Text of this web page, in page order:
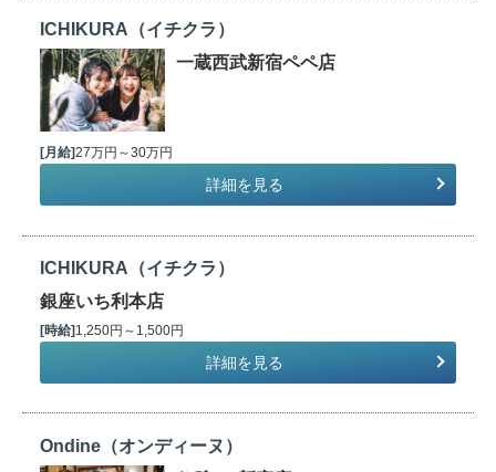
ICHIKURA（イチクラ）
一蔵西武新宿ペペ店
[月給]27万円～30万円
詳細を見る
ICHIKURA（イチクラ）
銀座いち利本店
[時給]1,250円～1,500円
詳細を見る
Ondine（オンディーヌ）